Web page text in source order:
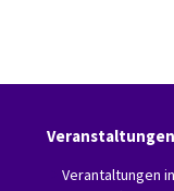
Veranstaltungen
Verantaltungen